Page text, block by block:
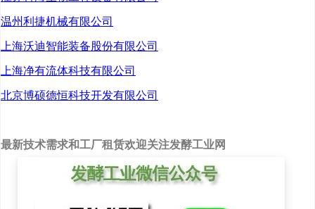
温州利捷机械有限公司
上海沃迪智能装备股份有限公司
上海净有流体科技有限公司
北京博硕德恒科技开发有限公司
最新技术需求和工厂租赁欢迎关注发酵工业网